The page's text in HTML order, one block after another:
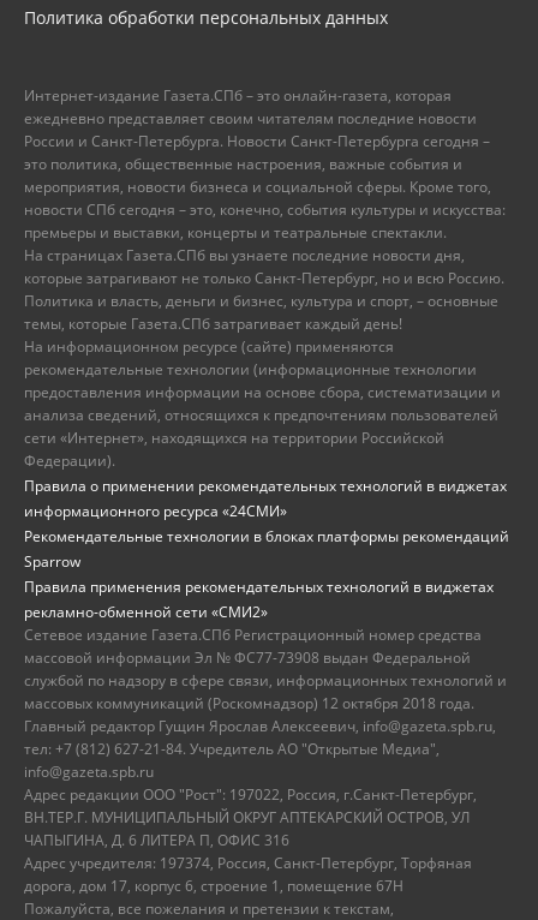
Политика обработки персональных данных
Интернет-издание Газета.СПб – это онлайн-газета, которая
ежедневно представляет своим читателям последние новости
России и Санкт-Петербурга. Новости Санкт-Петербурга сегодня –
это политика, общественные настроения, важные события и
мероприятия, новости бизнеса и социальной сферы. Кроме того,
новости СПб сегодня – это, конечно, события культуры и искусства:
премьеры и выставки, концерты и театральные спектакли.
На страницах Газета.СПб вы узнаете последние новости дня,
которые затрагивают не только Санкт-Петербург, но и всю Россию.
Политика и власть, деньги и бизнес, культура и спорт, – основные
темы, которые Газета.СПб затрагивает каждый день!
На информационном ресурсе (сайте) применяются
рекомендательные технологии (информационные технологии
предоставления информации на основе сбора, систематизации и
анализа сведений, относящихся к предпочтениям пользователей
сети «Интернет», находящихся на территории Российской
Федерации).
Правила о применении рекомендательных технологий в виджетах
информационного ресурса «24СМИ»
Рекомендательные технологии в блоках платформы рекомендаций
Sparrow
Правила применения рекомендательных технологий в виджетах
рекламно-обменной сети «СМИ2»
Сетевое издание Газета.СПб Регистрационный номер средства
массовой информации Эл № ФС77-73908 выдан Федеральной
службой по надзору в сфере связи, информационных технологий и
массовых коммуникаций (Роскомнадзор) 12 октября 2018 года.
Главный редактор Гущин Ярослав Алексеевич, info@gazeta.spb.ru,
тел: +7 (812) 627-21-84. Учредитель АО "Открытые Медиа",
info@gazeta.spb.ru
Адрес редакции ООО "Рост": 197022, Россия, г.Санкт-Петербург,
ВН.ТЕР.Г. МУНИЦИПАЛЬНЫЙ ОКРУГ АПТЕКАРСКИЙ ОСТРОВ, УЛ
ЧАПЫГИНА, Д. 6 ЛИТЕРА П, ОФИС 316
Адрес учредителя: 197374, Россия, Санкт-Петербург, Торфяная
дорога, дом 17, корпус 6, строение 1, помещение 67Н
Пожалуйста, все пожелания и претензии к текстам,